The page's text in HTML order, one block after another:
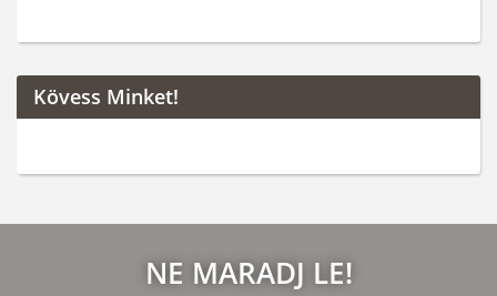
Kövess Minket!
NE MARADJ LE!